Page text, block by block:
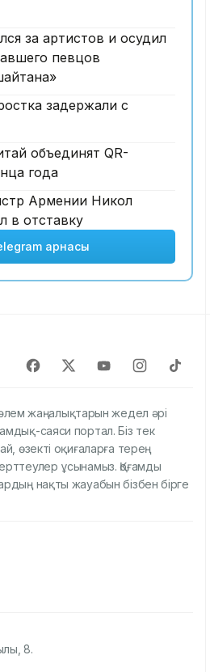
за артистов и осудил
певцов
задержали с
объединят QR-
года
Армении Никол
в отставку
арнасы
әлем жаңалықтарын жедел әрі
саяси портал. Біз тек
өзекті оқиғаларға терең
ұсынамыз. Қоғамды
нақты жауабын бізбен бірге
8.